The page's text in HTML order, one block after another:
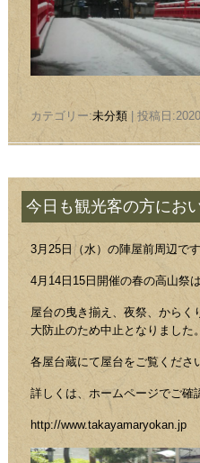
カテゴリー:未分類| 投稿日
今日も観光客の方にお
3月25日（水）の陣屋前周辺です
4月14日15日開催の春の高山祭
屋台の曳き揃え、夜祭、からく
大防止のため中止となりました。
各屋台蔵にて屋台をご覧くださ
詳しくは、ホームページでご確
http://www.takayamaryokan.jp